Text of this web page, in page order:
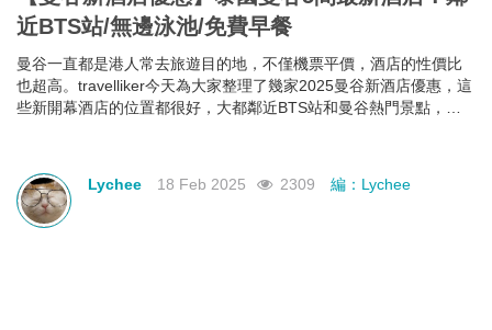
近BTS站/無邊泳池/免費早餐
曼谷一直都是港人常去旅遊目的地，不僅機票平價，酒店的性價比
也超高。travelliker今天為大家整理了幾家2025曼谷新酒店優惠，這
些新開幕酒店的位置都很好，大都鄰近BTS站和曼谷熱門景點，方
不如來看看有沒有合你心意的曼谷新酒店吧！
Lychee 18 Feb 2025 2309 編：Lychee